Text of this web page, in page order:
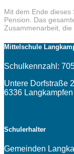
Mit dem Ende
Pension. Das
Zusammenarbeit,
Mittelschule
Schulkennzahl:
Untere Dorfstraße
6336 Langkampfen
Schulerhalter
Gemeinden